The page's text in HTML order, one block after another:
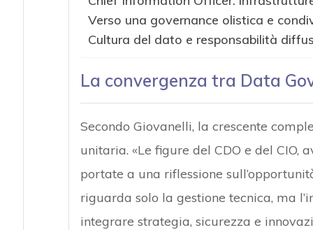
Verso una governance olistica e
Cultura del dato e responsabilità
La convergenza tra Data
Secondo Giovanelli, la crescente
unitaria. «Le figure del CDO e del CIO,
portate a una riflessione
riguarda solo la gestione tecnica, ma
integrare strategia, sicurezza e